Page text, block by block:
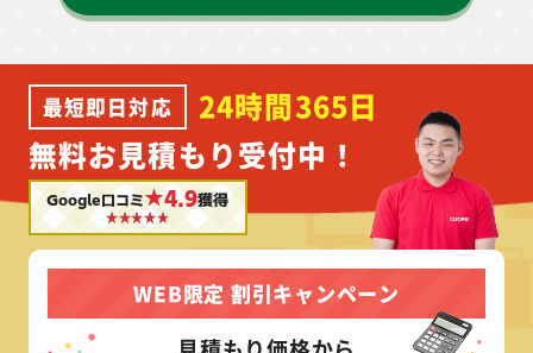
最短即日対応
24時間365日
無料お見積もり受付中！
Google口コミ★4.9獲得
WEB限定 割引キャンペーン